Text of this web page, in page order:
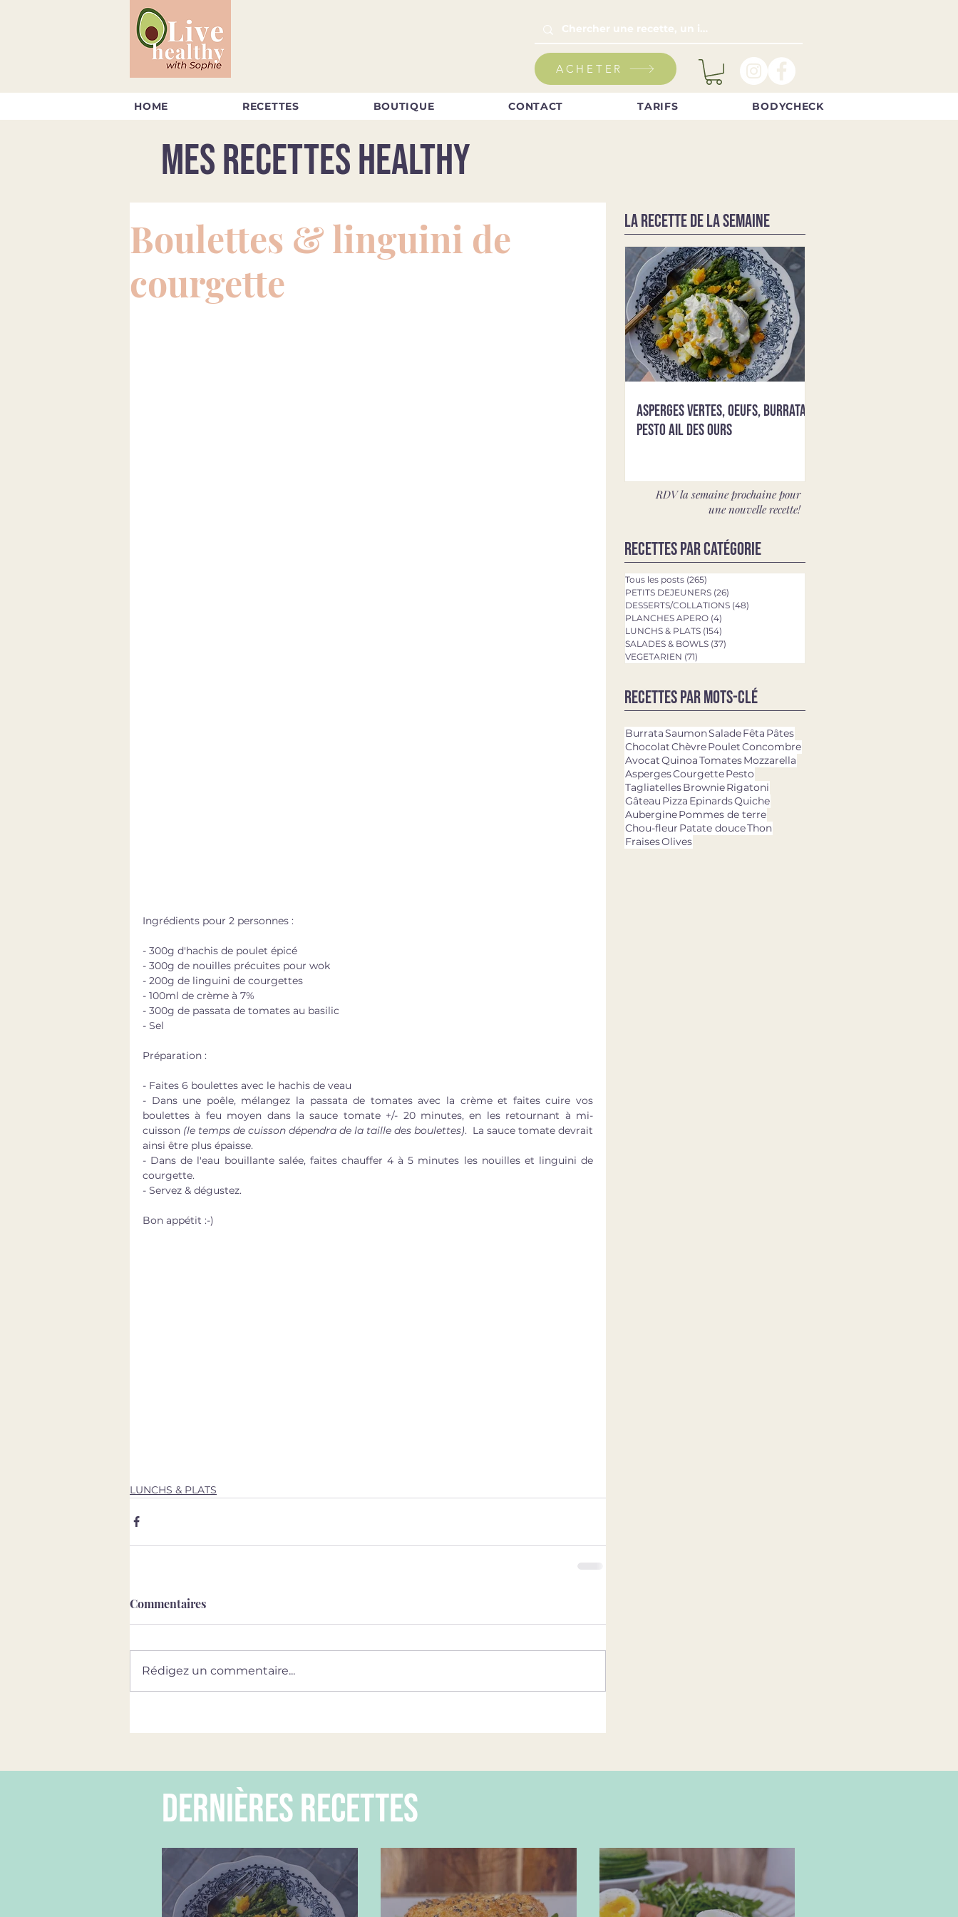
ACHETER
HOME RECETTES BOUTIQUE CONTACT TARIFS BODYCHECK
Mes recettes healthy
Boulettes & linguini de
courgette
Ingrédients pour 2 personnes :
- 300g d'hachis de poulet épicé
- 300g de nouilles précuites pour wok
- 200g de linguini de courgettes
- 100ml de crème à 7%
- 300g de passata de tomates au basilic
- Sel
Préparation :
- Faites 6 boulettes avec le hachis de veau
- Dans une poêle, mélangez la passata de tomates avec la crème et faites cuire vos
boulettes à feu moyen dans la sauce tomate +/- 20 minutes, en les retournant à mi-
cuisson (le temps de cuisson dépendra de la taille des boulettes).  La sauce tomate devrait
ainsi être plus épaisse.
- Dans de l'eau bouillante salée, faites chauffer 4 à 5 minutes les nouilles et linguini de
courgette.
- Servez & dégustez.
Bon appétit :-)
LUNCHS & PLATS
Commentaires
Rédigez un commentaire...
LA RECETTE DE LA SEMAINE
Asperges vertes, oeufs, burrata &
pesto ail des ours
RDV la semaine prochaine pour
une nouvelle recette!
Recettes par catégorie
Tous les posts (265)
PETITS DEJEUNERS (26)
DESSERTS/COLLATIONS (48)
PLANCHES APERO (4)
LUNCHS & PLATS (154)
SALADES & BOWLS (37)
VEGETARIEN (71)
Recettes par mots-clé
BurrataSaumonSaladeFêta Pâtes
ChocolatChèvrePouletConcombre
AvocatQuinoaTomatesMozzarella
AspergesCourgettePesto
TagliatellesBrownieRigatoni
Gâteau Pizza EpinardsQuiche
AuberginePommes de terre
Chou-fleur Patate douceThon
FraisesOlives
dernières recettes